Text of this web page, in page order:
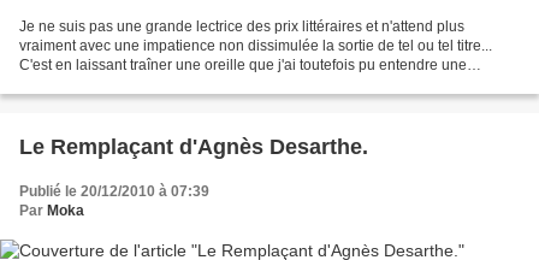
Je ne suis pas une grande lectrice des prix littéraires et n'attend plus
vraiment avec une impatience non dissimulée la sortie de tel ou tel titre...
C'est en laissant traîner une oreille que j'ai toutefois pu entendre une
Le Remplaçant d'Agnès Desarthe.
Publié le 20/12/2010 à 07:39
Par Moka